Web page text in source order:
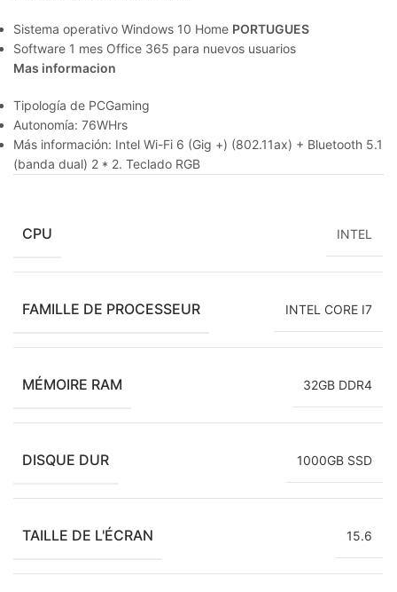
Sistema operativo Windows 10 Home PORTUGUES
Software 1 mes Office 365 para nuevos usuarios
Mas informacion
Tipología de PCGaming
Autonomía: 76WHrs
Más información: Intel Wi-Fi 6 (Gig +) (802.11ax) + Bluetooth 5.1
(banda dual) 2 * 2. Teclado RGB
CPU INTEL
FAMILLE DE PROCESSEUR INTEL CORE I7
MÉMOIRE RAM 32GB DDR4
DISQUE DUR 1000GB SSD
TAILLE DE L'ÉCRAN 15.6